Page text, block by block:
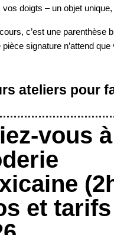
doigts – un objet
cours, c’est une
signature n’attend
ateliers pour
vous
et tarifs